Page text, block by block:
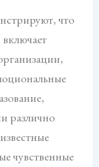
что
различно
чувственные